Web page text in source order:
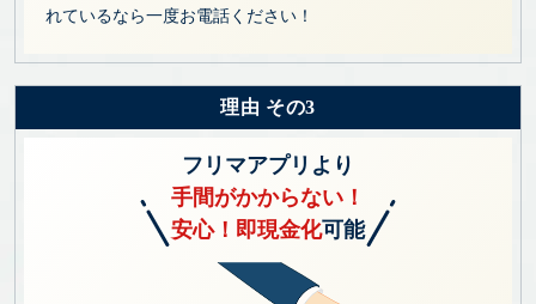
れているなら一度お電話ください！
理由 その3
フリマアプリより
手間がかからない！
安心！即現金化可能